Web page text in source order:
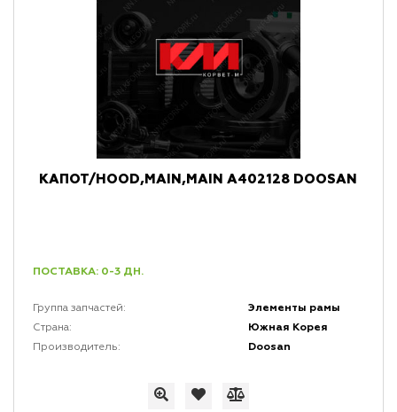
КАПОТ/HOOD,MAIN,MAIN A402128 DOOSAN
ПОСТАВКА: 0-3 ДН.
Группа запчастей: Элементы рамы
Страна: Южная Корея
Производитель: Doosan